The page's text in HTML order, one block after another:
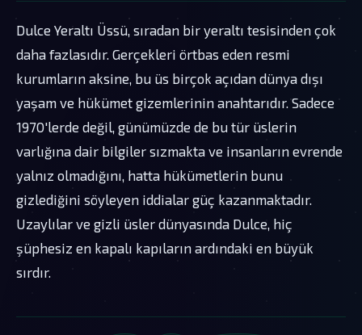
Dulce Yeraltı Üssü, sıradan bir yeraltı tesisinden çok
daha fazlasıdır. Gerçekleri örtbas eden resmi
kurumların aksine, bu üs birçok açıdan dünya dışı
yaşam ve hükümet gizemlerinin anahtarıdır. Sadece
1970'lerde değil, günümüzde de bu tür üslerin
varlığına dair bilgiler sızmakta ve insanların evrende
yalnız olmadığını, hatta hükümetlerin bunu
gizlediğini söyleyen iddialar güç kazanmaktadır.
Uzaylılar ve gizli üsler dünyasında Dulce, hiç
şüphesiz en kapalı kapıların ardındaki en büyük
sırdır.